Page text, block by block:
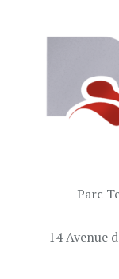
Parc
14 Avenue